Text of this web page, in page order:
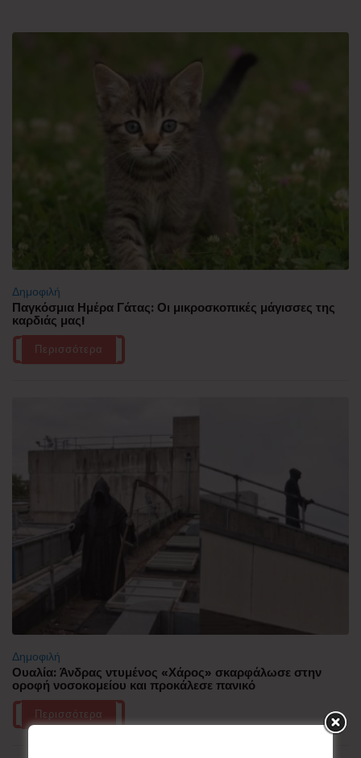
Δημοφιλή
Παγκόσμια Ημέρα Γάτας: Οι μικροσκοπικές μάγισσες της
καρδιάς μας!
Περισσότερα
Δημοφιλή
Ουαλία: Άνδρας ντυμένος «Χάρος» σκαρφάλωσε στην
οροφή νοσοκομείου και προκάλεσε πανικό
Περισσότερα